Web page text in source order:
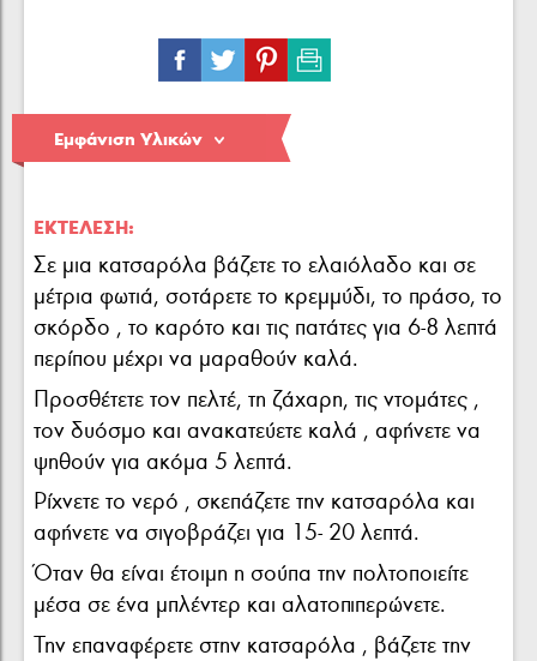
Εμφάνιση Υλικών
ΕΚΤΈΛΕΣΗ:
Σε μια κατσαρόλα βάζετε το ελαιόλαδο και σε
μέτρια φωτιά, σοτάρετε το κρεμμύδι, το πράσο, το
σκόρδο , το καρότο και τις πατάτες για 6-8 λεπτά
περίπου μέχρι να μαραθούν καλά.
Προσθέτετε τον πελτέ, τη ζάχαρη, τις ντομάτες ,
τον δυόσμο και ανακατεύετε καλά , αφήνετε να
ψηθούν για ακόμα 5 λεπτά.
Ρίχνετε το νερό , σκεπάζετε την κατσαρόλα και
αφήνετε να σιγοβράζει για 15- 20 λεπτά.
Όταν θα είναι έτοιμη η σούπα την πολτοποιείτε
μέσα σε ένα μπλέντερ και αλατοπιπερώνετε.
Την επαναφέρετε στην κατσαρόλα , βάζετε την